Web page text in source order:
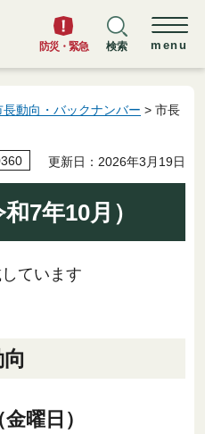
防災・緊急 検索 menu
長動向・バックナンバー > 市長
更新日：2026年3月19日
7年10月）
ています
曜日）